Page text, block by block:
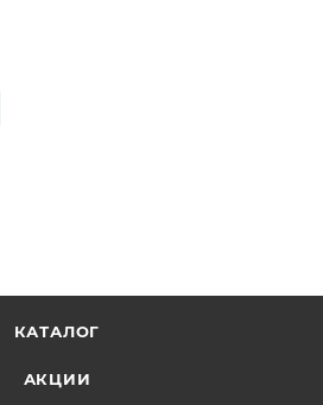
самостоятельно вы можете
заказа. Один заказ может
10 позиций и его стоимость
100 000 р.
КАТАЛОГ
АКЦИИ